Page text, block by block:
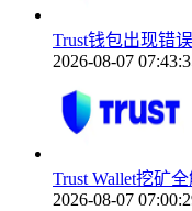
Trust钱包出现错
2026-08-07
Trust Wallet挖矿
2026-08-07